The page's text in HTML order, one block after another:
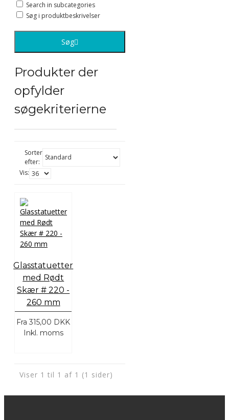
Search in subcategories
Søg i produktbeskrivelser
Søg
Produkter der
opfylder
søgekriterierne
Sorter
efter:
Vis:
Glasstatuetter
med Rødt
Skær # 220 -
260 mm
Fra 315,00 DKK
Inkl. moms
Viser 1 til 1 af 1 (1 sider)